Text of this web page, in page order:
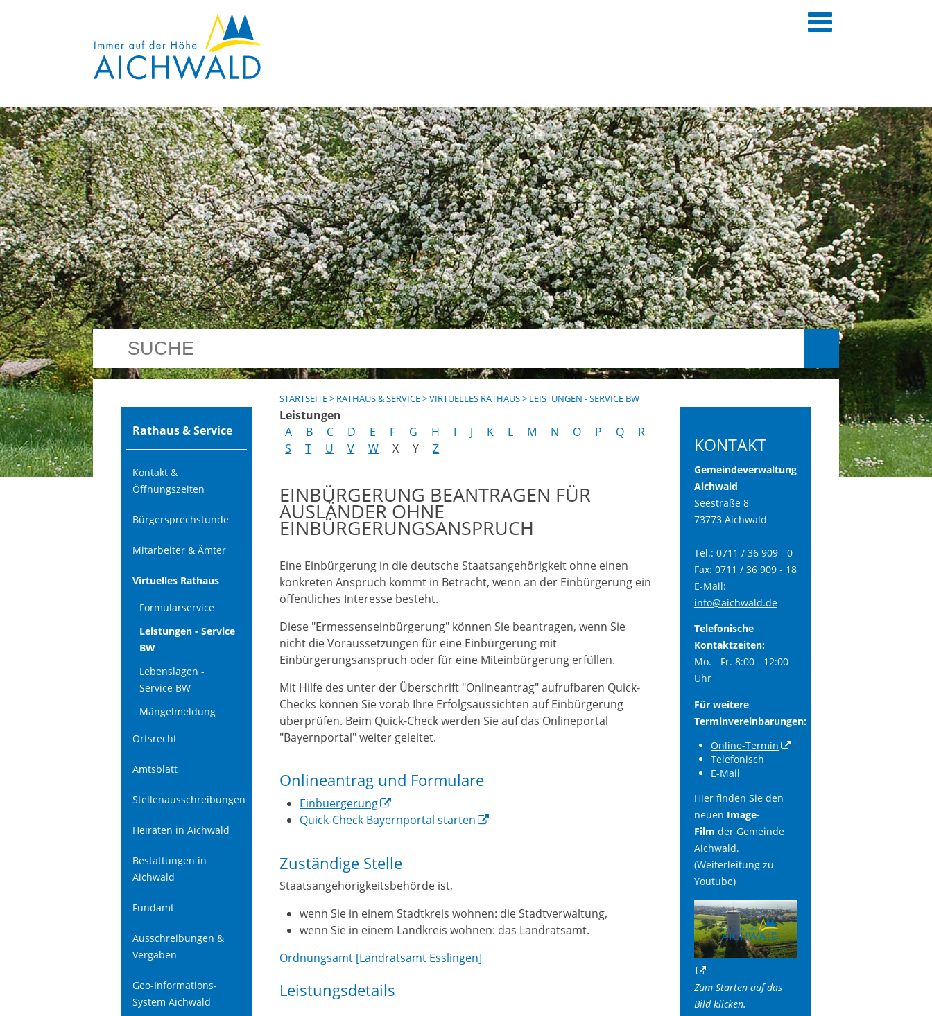
Rathaus & Service
Kontakt &
Öffnungszeiten
Bürgersprechstunde
Mitarbeiter & Ämter
Virtuelles Rathaus
Formularservice
Leistungen - Service
BW
Lebenslagen -
Service BW
Mängelmeldung
Ortsrecht
Amtsblatt
Stellenausschreibungen
Heiraten in Aichwald
Bestattungen in
Aichwald
Fundamt
Ausschreibungen &
Vergaben
Geo-Informations-
System Aichwald
STARTSEITE> RATHAUS & SERVICE>VIRTUELLES RATHAUS> LEISTUNGEN - SERVICE BW
Leistungen
A
B C D E F G H I J K L M N O P Q
R
S
T U V W X Y Z
EINBÜRGERUNG BEANTRAGEN FÜR
AUSLÄNDER OHNE
EINBÜRGERUNGSANSPRUCH
Eine Einbürgerung in die deutsche Staatsangehörigkeit ohne einen
konkreten Anspruch kommt in Betracht, wenn an der Einbürgerung ein
öffentliches Interesse besteht.
Diese "Ermessenseinbürgerung" können Sie beantragen, wenn Sie
nicht die Voraussetzungen für eine Einbürgerung mit
Einbürgerungsanspruch oder für eine Miteinbürgerung erfüllen.
Mit Hilfe des unter der Überschrift "Onlineantrag" aufrufbaren Quick-
Checks können Sie vorab Ihre Erfolgsaussichten auf Einbürgerung
überprüfen. Beim Quick-Check werden Sie auf das Onlineportal
"Bayernportal" weiter geleitet.
Onlineantrag und Formulare
Einbuergerung
Quick-Check Bayernportal starten
Zuständige Stelle
Staatsangehörigkeitsbehörde ist,
wenn Sie in einem Stadtkreis wohnen: die Stadtverwaltung,
wenn Sie in einem Landkreis wohnen: das Landratsamt.
Ordnungsamt [Landratsamt Esslingen]
Leistungsdetails
KONTAKT
Gemeindeverwaltung
Aichwald
Seestraße 8
73773 Aichwald
Tel.: 0711 / 36 909 - 0
Fax: 0711 / 36 909 - 18
E-Mail:
info@aichwald.de
Telefonische
Kontaktzeiten:
Mo. - Fr. 8:00 - 12:00
Uhr
Für weitere
Terminvereinbarungen:
Online-Termin
Telefonisch
E-Mail
Hier finden Sie den
neuen Image-
Film der Gemeinde
Aichwald.
(Weiterleitung zu
Youtube)
Zum Starten auf das
Bild klicken.